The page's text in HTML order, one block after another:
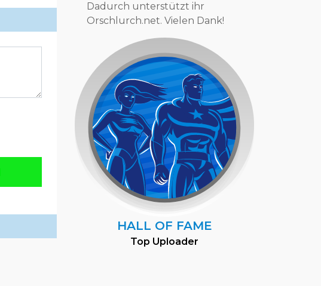
Dadurch unterstützt ihr
Orschlurch.net. Vielen Dank!
HALL OF FAME
Top Uploader